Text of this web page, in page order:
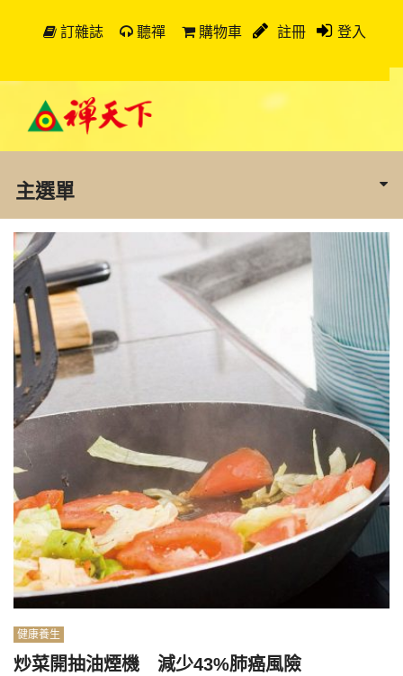
訂雜誌 聽禪 購物車 註冊 登入
主選單
健康養生
炒菜開抽油煙機 減少43%肺癌風險